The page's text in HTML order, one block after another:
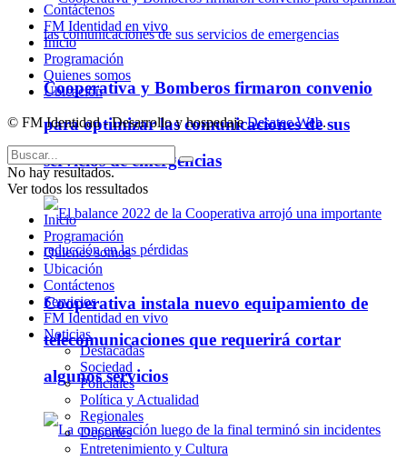
Cooperativa y Bomberos firmaron convenio
para optimizar las comunicaciones de sus
servicios de emergencias
Cooperativa instala nuevo equipamiento de
telecomunicaciones que requerirá cortar
algunos servicios
Contáctenos
FM Identidad en vivo
Inicio
Programación
Quienes somos
Ubicación
© FM Identidad - Desarrollo y hospedajeDesatec Web.
No hay resultados.
Ver todos los ressultados
Inicio
Programación
Quienes somos
Ubicación
Contáctenos
Servicios
FM Identidad en vivo
Noticias
Destacadas
Sociedad
Policiales
Política y Actualidad
Regionales
Deportes
Entretenimiento y Cultura